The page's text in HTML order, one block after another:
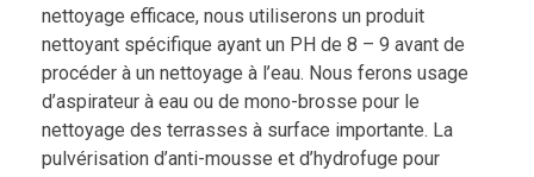
nettoyage efficace, nous utiliserons un produit
nettoyant spécifique ayant un PH de 8 – 9 avant de
procéder à un nettoyage à l’eau. Nous ferons usage
d’aspirateur à eau ou de mono-brosse pour le
nettoyage des terrasses à surface importante. La
pulvérisation d’anti-mousse et d’hydrofuge pour